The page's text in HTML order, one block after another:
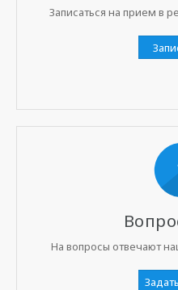
Записаться на прием в
На вопросы отвечают